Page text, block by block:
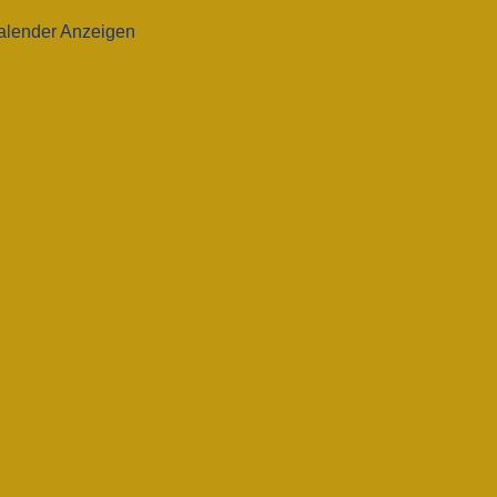
Anzeigen